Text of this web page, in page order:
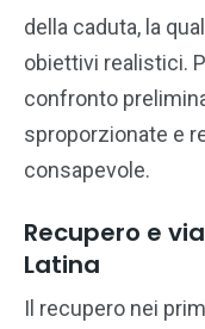
della caduta, la
obiettivi realistici.
confronto
sproporzionate e
consapevole.
Recupero e
Latina
Il recupero nei